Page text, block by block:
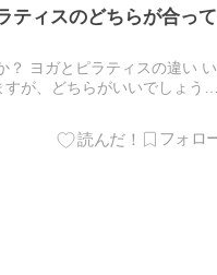
ティスのどちらが合って
？ ヨガとピラティスの違い い
が、どちらがいいでしょう